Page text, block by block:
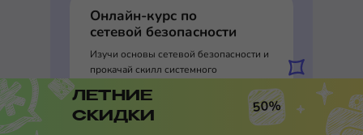
Онлайн-курс по
сетевой безопасности
Изучи основы сетевой безопасности и
прокачай скилл системного
ЛЕТНИЕ
СКИДКИ
50%